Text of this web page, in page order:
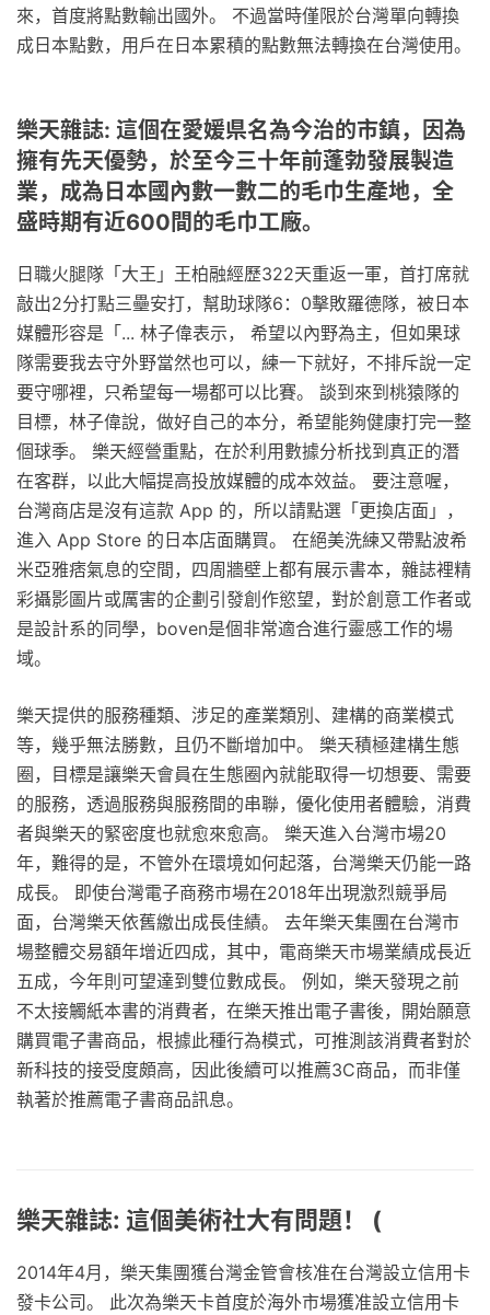
來，首度將點數輸出國外。 不過當時僅限於台灣單向轉換
成日本點數，用戶在日本累積的點數無法轉換在台灣使用。
樂天雜誌: 這個在愛媛県名為今治的市鎮，因為
擁有先天優勢，於至今三十年前蓬勃發展製造
業，成為日本國內數一數二的毛巾生產地，全
盛時期有近600間的毛巾工廠。
日職火腿隊「大王」王柏融經歷322天重返一軍，首打席就
敲出2分打點三壘安打，幫助球隊6：0擊敗羅德隊，被日本
媒體形容是「... 林子偉表示， 希望以內野為主，但如果球
隊需要我去守外野當然也可以，練一下就好，不排斥說一定
要守哪裡，只希望每一場都可以比賽。 談到來到桃猿隊的
目標，林子偉說，做好自己的本分，希望能夠健康打完一整
個球季。 樂天經營重點，在於利用數據分析找到真正的潛
在客群，以此大幅提高投放媒體的成本效益。 要注意喔，
台灣商店是沒有這款 App 的，所以請點選「更換店面」，
進入 App Store 的日本店面購買。 在絕美洗練又帶點波希
米亞雅痞氣息的空間，四周牆壁上都有展示書本，雜誌裡精
彩攝影圖片或厲害的企劃引發創作慾望，對於創意工作者或
是設計系的同學，boven是個非常適合進行靈感工作的場
域。
樂天提供的服務種類、涉足的產業類別、建構的商業模式
等，幾乎無法勝數，且仍不斷增加中。 樂天積極建構生態
圈，目標是讓樂天會員在生態圈內就能取得一切想要、需要
的服務，透過服務與服務間的串聯，優化使用者體驗，消費
者與樂天的緊密度也就愈來愈高。 樂天進入台灣市場20
年，難得的是，不管外在環境如何起落，台灣樂天仍能一路
成長。 即使台灣電子商務市場在2018年出現激烈競爭局
面，台灣樂天依舊繳出成長佳績。 去年樂天集團在台灣市
場整體交易額年增近四成，其中，電商樂天市場業績成長近
五成，今年則可望達到雙位數成長。 例如，樂天發現之前
不太接觸紙本書的消費者，在樂天推出電子書後，開始願意
購買電子書商品，根據此種行為模式，可推測該消費者對於
新科技的接受度頗高，因此後續可以推薦3C商品，而非僅
執著於推薦電子書商品訊息。
樂天雜誌: 這個美術社大有問題！ (
2014年4月，樂天集團獲台灣金管會核准在台灣設立信用卡
發卡公司。 此次為樂天卡首度於海外市場獲准設立信用卡